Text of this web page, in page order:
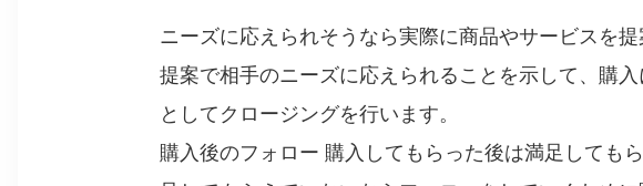
ニーズに応えられそうなら実際に商品やサービスを
提案で相手のニーズに応えられることを示して、購
としてクロージングを行います。
購入後のフォロー 購入してもらった後は満足しても